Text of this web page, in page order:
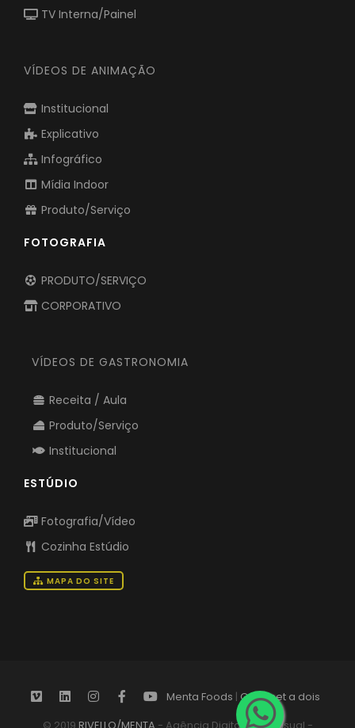
TV Interna/Painel
VÍDEOS DE ANIMAÇÃO
Institucional
Explicativo
Infográfico
Mídia Indoor
Produto/Serviço
FOTOGRAFIA
PRODUTO/SERVIÇO
CORPORATIVO
VÍDEOS DE GASTRONOMIA
Receita / Aula
Produto/Serviço
Institucional
ESTÚDIO
Fotografia/Vídeo
Cozinha Estúdio
MAPA DO SITE
Menta Foods | Gourmet a dois